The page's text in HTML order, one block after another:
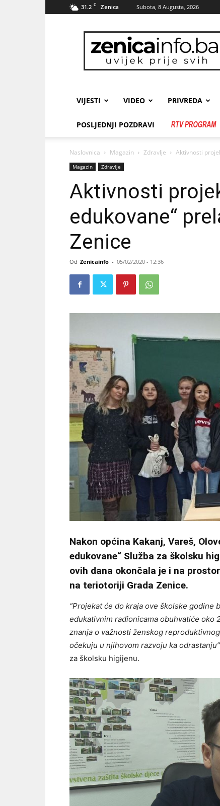
31.2 C Zenica Subota, 8 Augusta, 2026
zenicainfo.ba
VIJESTI VIDEO PRIVREDA
POSLJEDNJI POZDRAVI
Naslovnica Magazin Zdravlje Aktivnosti
Magazin Zdravlje
Aktivnosti
edukovane“
Zenice
Od Zenicainfo - 05/02/2020 - 12:36
Nakon općina Kakanj, Vareš,
edukovane“ Služba za školsku
ovih dana okončala je i na
na teriotoriji Grada Zenice.
“Projekat će do kraja ove školske godine
edukativnim radionicama obuhvatiće oko
znanja o važnosti ženskog
očekuju u njihovom razvoju ka odrastanju”
za školsku higijenu.